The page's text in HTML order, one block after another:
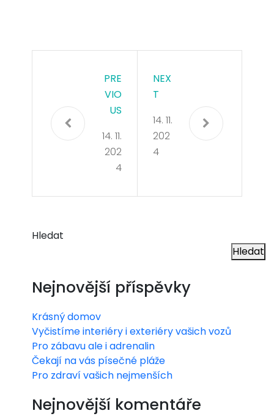
PRE
VIO
US
14. 11.
202
4
NEX
T
14. 11.
202
4
Hledat
Hledat
Nejnovější příspěvky
Krásný domov
Vyčistíme interiéry i exteriéry vašich vozů
Pro zábavu ale i adrenalin
Čekají na vás písečné pláže
Pro zdraví vašich nejmenších
Nejnovější komentáře